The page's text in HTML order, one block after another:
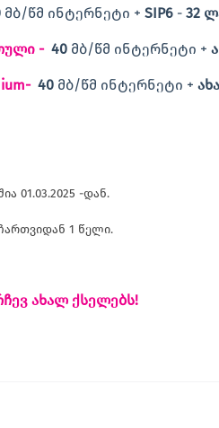
მბ/წმ ინტერნეტი + SIP6 - 32
- 40 მბ/წმ ინტერნეტი +
40 მბ/წმ ინტერნეტი +
01.03.2025 -დან.
1 წელი.
ახალ ქსელებს!